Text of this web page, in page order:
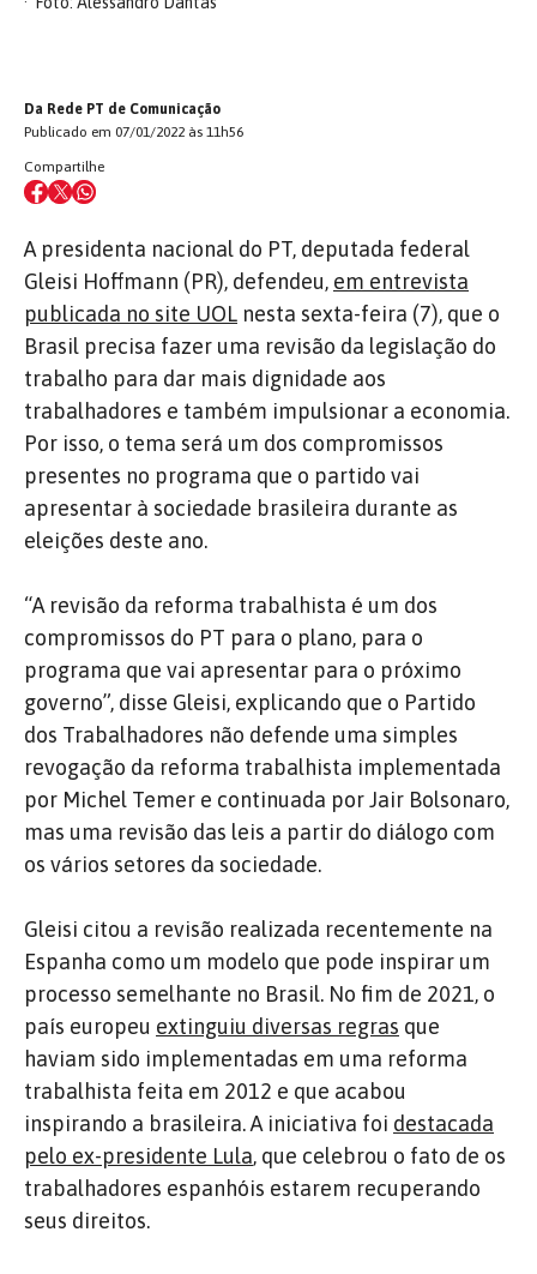
Da Rede PT de Comunicação
Publicado em 07/01/2022 às 11h56
Compartilhe
A presidenta nacional do PT, deputada federal
Gleisi Hoffmann (PR), defendeu, em entrevista
publicada no site UOL nesta sexta-feira (7), que o
Brasil precisa fazer uma revisão da legislação do
trabalho para dar mais dignidade aos
trabalhadores e também impulsionar a economia.
Por isso, o tema será um dos compromissos
presentes no programa que o partido vai
apresentar à sociedade brasileira durante as
eleições deste ano.
“A revisão da reforma trabalhista é um dos
compromissos do PT para o plano, para o
programa que vai apresentar para o próximo
governo”, disse Gleisi, explicando que o Partido
dos Trabalhadores não defende uma simples
revogação da reforma trabalhista implementada
por Michel Temer e continuada por Jair Bolsonaro,
mas uma revisão das leis a partir do diálogo com
os vários setores da sociedade.
Gleisi citou a revisão realizada recentemente na
Espanha como um modelo que pode inspirar um
processo semelhante no Brasil. No fim de 2021, o
país europeu extinguiu diversas regras que
haviam sido implementadas em uma reforma
trabalhista feita em 2012 e que acabou
inspirando a brasileira. A iniciativa foi destacada
pelo ex-presidente Lula, que celebrou o fato de os
trabalhadores espanhóis estarem recuperando
seus direitos.